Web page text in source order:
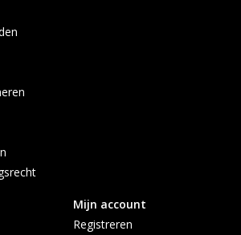
Mijn account
Registreren